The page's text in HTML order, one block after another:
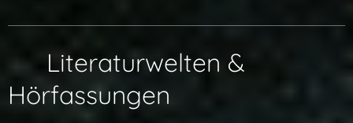
✨ Literaturwelten &
Hörfassungen